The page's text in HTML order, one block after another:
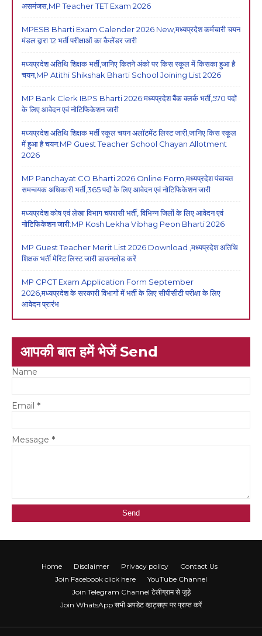
असमंजस,MP Teacher TET Exam 2026
MPESB Bharti Exam Calender 2026 New,मध्यप्रदेश कर्मचारी चयन
मंडल द्वारा 12 भर्ती परीक्षाओं का कैलेंडर जारी
मध्यप्रदेश अतिथि शिक्षक भर्ती,जानिए कितने अंको पर किस स्कूल में किसका हुआ है
चयन,MP Atithi Shikshak Bharti School Joining List 2026
MP Bank Clerk IBPS Bharti 2026:मध्यप्रदेश बैंक क्लर्क भर्ती,570 पदों
के लिए आवेदन एवं नोटिफिकेशन जारी
मध्यप्रदेश अतिथि शिक्षक भर्ती स्कूल चयन अलॉटमेंट लिस्ट जारी,जानिए किस स्कूल
में हुआ है चयन:MP Guest Teacher School Chayan Allotment
2026
MP Panchayat CO Bharti 2026 Online Form,मध्यप्रदेश पंचायत
समन्वयक अधिकारी भर्ती,365 पदों के लिए आवेदन एवं नोटिफिकेशन जारी
मध्यप्रदेश कोष एवं लेखा विभाग चपरासी भर्ती, विभिन्न जिलों के लिए आवेदन एवं
नोटिफिकेशन जारी:MP Kosh Lekha Vibhag Peon Bharti 2026
MP Guest Teacher Merit List 2026 Download ,मध्यप्रदेश अतिथि
शिक्षक भर्ती मेरिट लिस्ट जारी डाउनलोड करें
MP CPCT Exam Application Form September
2026,मध्यप्रदेश के सरकारी विभागों में भर्ती के लिए सीपीसीटी परीक्षा के लिए
आवेदन प्रारंभ
आपकी बात हमें भेजें Send
Name
Email *
Message *
Home Disclaimer Privacy policy
Contact Us
Join Facebook click here
YouTube Channel
Join Telegram Channel टेलीग्राम से जुड़े
Join WhatsApp सभी अपडेट व्हाट्सएप पर प्राप्त करें